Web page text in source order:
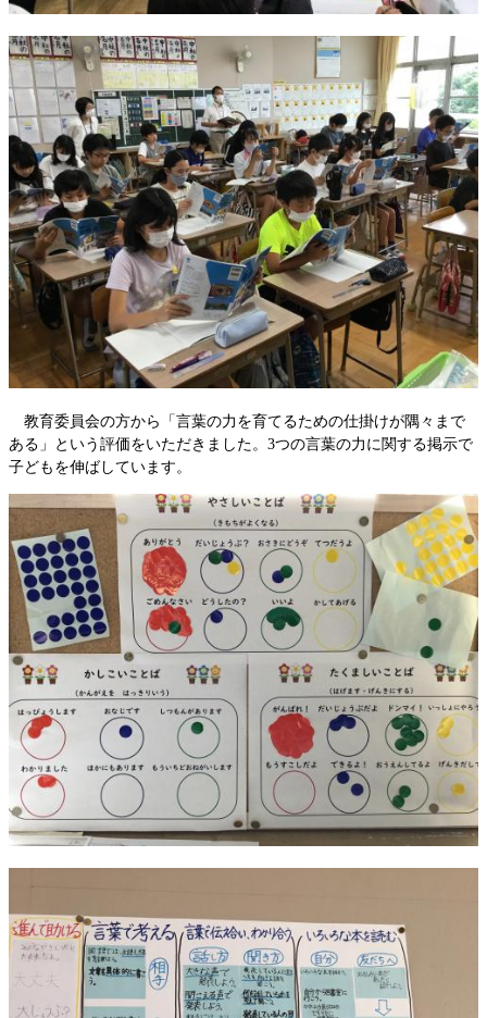
教育委員会の方から「言葉の力を育てるための仕掛けが隅々まで
ある」という評価をいただきました。3つの言葉の力に関する掲示で
子どもを伸ばしています。